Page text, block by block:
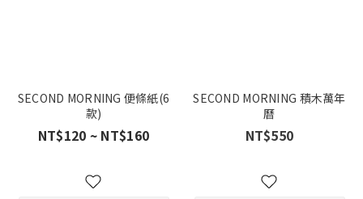
SECOND MORNING 便條紙(6
款)
NT$120 ~ NT$160
SECOND MORNING 積木萬年
曆
NT$550